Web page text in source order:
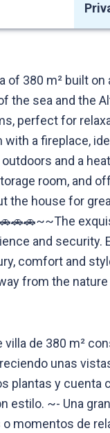
380 m² built
the sea and the
perfect for
a fireplace,
and a
room, and
house for
and security.
comfort and
from the
de 380 m²
unas
plantas y cuenta
estilo. ~- Una
momentos de